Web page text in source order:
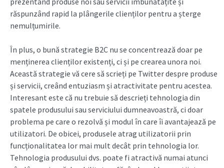
răspunzând rapid la plângerile clienților pentru a șterge
nemulțumirile.
În plus, o bună strategie B2C nu se concentrează doar pe
menținerea clienților existenți, ci și pe crearea unora noi.
Această strategie vă cere să scrieți pe Twitter despre produse
și servicii, creând entuziasm și atractivitate pentru acestea.
Interesant este că nu trebuie să descrieți tehnologia din
spatele produsului sau serviciului dumneavoastră, ci doar
problema pe care o rezolvă și modul în care îi avantajează pe
utilizatori. De obicei, produsele atrag utilizatorii prin
funcționalitatea lor mai mult decât prin tehnologia lor.
Tehnologia produsului dvs. poate fi atractivă numai atunci